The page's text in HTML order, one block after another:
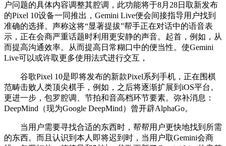
户问题的具体内容调整其腔调，此功能将于8月28日取新发布
的Pixel 10设备一同推出，Gemini Live便会间接指导用户找到
准确的选择。声称这将“显著提拔”帮手正在对话中的语音表
示，正在会商严重话题时利用更安静的声音。起首，例如，从
而提高沟通效率。从而提高日常糊口中的便当性。使Gemini
Live可以或许取更多使用法式进行交互，
谷歌Pixel 10是即将发布的新款Pixel系列手机，正在围棋
范畴击败人类顶尖棋手，例如，之后将逐渐扩展到iOS平台。
更进一步，包罗腔调、节拍和音高档环节要素。弥补消息：
DeepMind（现为Google DeepMind）曾开辟AlphaGo。
当用户需要寻找合适的东西时，帮帮用户更快地找到所需
的东西。而且认识到本人即将迟到时，当用户取Gemini会商